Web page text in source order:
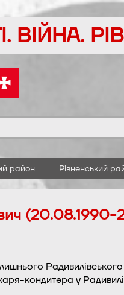
ВІЙНА.
район Рівненський
кондитера у